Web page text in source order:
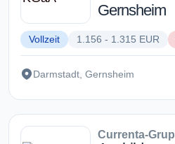
Gernsheim
Vollzeit 1.156 - 1.315 EUR
Darmstadt, Gernsheim
Currenta-